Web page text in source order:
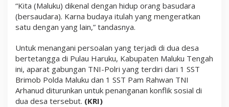
“Kita (Maluku) dikenal dengan hidup orang basudara
(bersaudara). Karna budaya itulah yang mengeratkan
satu dengan yang lain,” tandasnya.
Untuk menangani persoalan yang terjadi di dua desa
bertetangga di Pulau Haruku, Kabupaten Maluku Tengah
ini, aparat gabungan TNI-Polri yang terdiri dari 1 SST
Brimob Polda Maluku dan 1 SST Pam Rahwan TNI
Arhanud diturunkan untuk penanganan konflik sosial di
dua desa tersebut. (KRI)